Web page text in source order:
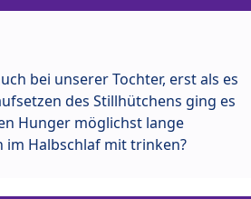
bei unserer Tochter, erst als es
des Stillhütchens ging es
Hunger möglichst lange
im Halbschlaf mit trinken?